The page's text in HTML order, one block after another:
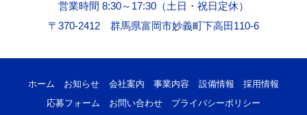
営業時間 8:30～17:30（土日・祝日定休）
〒370-2412 群馬県富岡市妙義町下高田110-6
ホーム お知らせ 会社案内 事業内容 設備情報
採用情報
応募フォーム
お問い合わせ プライバシーポリシー